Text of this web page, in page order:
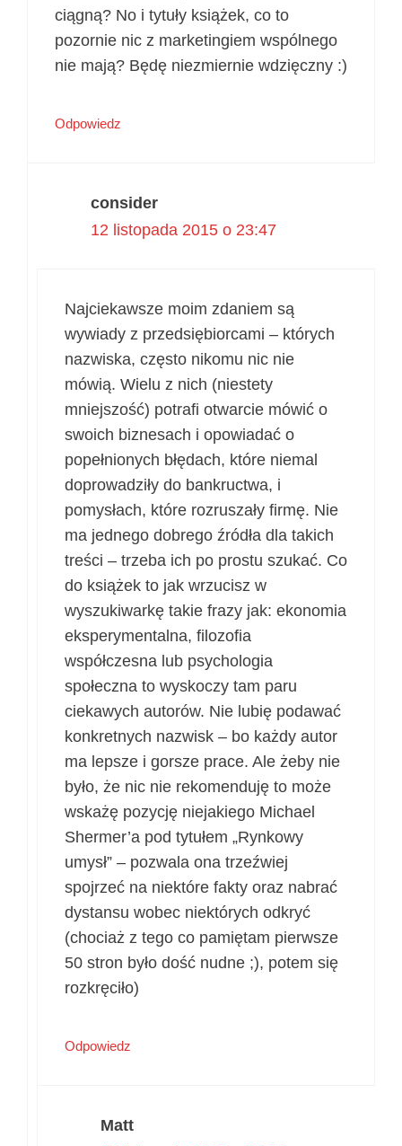
ciągną? No i tytuły książek, co to
pozornie nic z marketingiem wspólnego
nie mają? Będę niezmiernie wdzięczny :)
Odpowiedz
consider
12 listopada 2015 o 23:47
Najciekawsze moim zdaniem są
wywiady z przedsiębiorcami – których
nazwiska, często nikomu nic nie
mówią. Wielu z nich (niestety
mniejszość) potrafi otwarcie mówić o
swoich biznesach i opowiadać o
popełnionych błędach, które niemal
doprowadziły do bankructwa, i
pomysłach, które rozruszały firmę. Nie
ma jednego dobrego źródła dla takich
treści – trzeba ich po prostu szukać. Co
do książek to jak wrzucisz w
wyszukiwarkę takie frazy jak: ekonomia
eksperymentalna, filozofia
współczesna lub psychologia
społeczna to wyskoczy tam paru
ciekawych autorów. Nie lubię podawać
konkretnych nazwisk – bo każdy autor
ma lepsze i gorsze prace. Ale żeby nie
było, że nic nie rekomenduję to może
wskażę pozycję niejakiego Michael
Shermer’a pod tytułem „Rynkowy
umysł” – pozwala ona trzeźwiej
spojrzeć na niektóre fakty oraz nabrać
dystansu wobec niektórych odkryć
(chociaż z tego co pamiętam pierwsze
50 stron było dość nudne ;), potem się
rozkręciło)
Odpowiedz
Matt